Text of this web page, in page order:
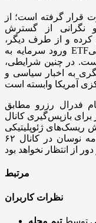
قرار گرفته است؛ از
نگرانی از گسترش
کرده و از طرف دیگر،
ورود سرمایه به ETF‌های بیت‌کوین و امید به تغییر سیاست پولی
در چنین شرایطی،
به اخبار سیاسی و
فدرال رزرو مطابق
برای بازپس‌گیری کانال
ریسک‌های ژئوپلیتیکی
یا انتشار سیگنال‌های انقباضی، احتمال ادامه نوسان در کانال ۶۲
مرتبط
نظرات کاربران
توسطتیم مجله